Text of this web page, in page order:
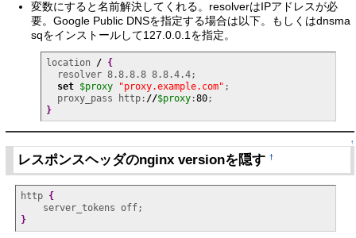
変数にすると名前解決してくれる。resolverはIPアドレスが必
要。Google Public DNSを指定する場合は以下。もしくはdnsma
sqをインストールして127.0.0.1を指定。
location / {
set $proxy "proxy.example.com" ;
  proxy_pass http:
//$proxy:80
}
↑
レスポンスヘッダのnginx versionを隠す†
http {
}